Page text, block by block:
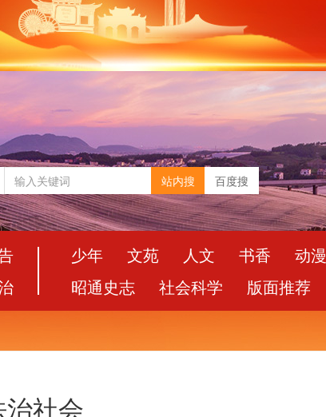
站内搜 百度搜
少年 文苑 人文 书香
动漫
昭通史志
社会科学 版面推荐
治社会